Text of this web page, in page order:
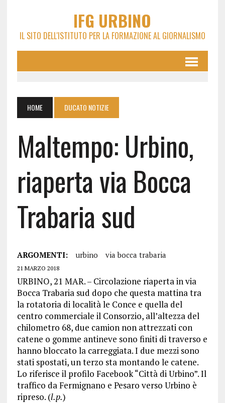
IFG URBINO
IL SITO DELL'ISTITUTO PER LA FORMAZIONE AL GIORNALISMO
HOME DUCATO NOTIZIE
Maltempo: Urbino,
riaperta via Bocca
Trabaria sud
ARGOMENTI: urbino via bocca trabaria
21 MARZO 2018
URBINO, 21 MAR. – Circolazione riaperta in via
Bocca Trabaria sud dopo che questa mattina tra
la rotatoria di località le Conce e quella del
centro commerciale il Consorzio, all’altezza del
chilometro 68, due camion non attrezzati con
catene o gomme antineve sono finiti di traverso e
hanno bloccato la carreggiata. I due mezzi sono
stati spostati, un terzo sta montando le catene.
Lo riferisce il profilo Facebook “Città di Urbino”. Il
traffico da Fermignano e Pesaro verso Urbino è
ripreso. (l.p.)